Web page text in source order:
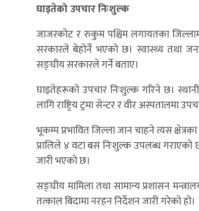
घाइतेको उपचार निःशुल्क
जाजरकोट र रुकुम पश्चिम लगायतका
सरकारले बेहोर्ने भएको छ। स्वास्थ्य तथा
सङ्घीय सरकारले गर्ने बताए।
घाइतेहरूको उपचार निःशुल्क गरिने छ।
लागि राष्ट्रिय ट्रमा सेन्टर र वीर अस्पतालमा
भूकम्प प्रभावित जिल्ला जान चाहने त्यस
प्रालिले ४ वटा बस निःशुल्क उपलब्ध गराएको
जारी भएको छ।
सङ्घीय मामिला तथा सामान्य प्रशासन
तत्काल बिदामा नरहन निर्देशन जारी गरेको हो।